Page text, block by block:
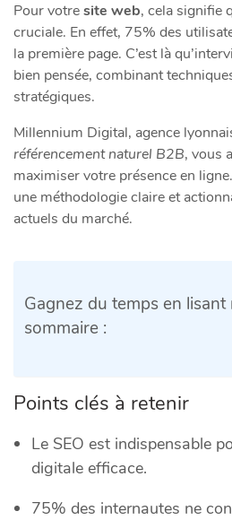
Pour votresite web, cela signifie
cruciale. En effet, 75% des
la première page. C’est là
bien pensée, combinant
stratégiques.
Millennium Digital, agence
référencement naturel B2B, vous
maximiser votre présence en
une méthodologie claire et
actuels du marché.
Gagnez du temps en lisant
sommaire :
Points clés à retenir
Le SEO est indispensable
digitale efficace.
75% des internautes ne